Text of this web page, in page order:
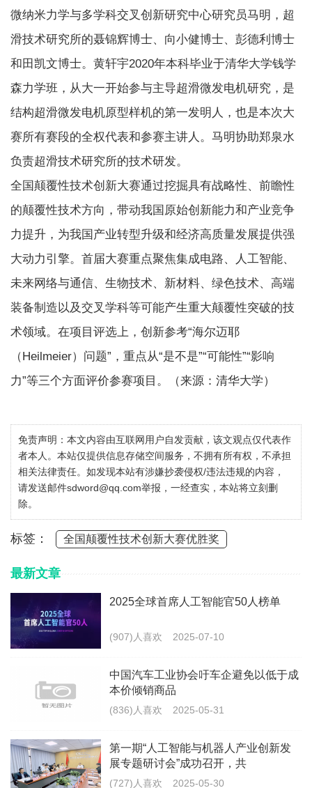
微纳米力学与多学科交叉创新研究中心研究员马明，超
滑技术研究所的聂锦辉博士、向小健博士、彭德利博士
和田凯文博士。黄轩宇2020年本科毕业于清华大学钱学
森力学班，从大一开始参与主导超滑微发电机研究，是
结构超滑微发电机原型样机的第一发明人，也是本次大
赛所有赛段的全权代表和参赛主讲人。马明协助郑泉水
负责超滑技术研究所的技术研发。
全国颠覆性技术创新大赛通过挖掘具有战略性、前瞻性
的颠覆性技术方向，带动我国原始创新能力和产业竞争
力提升，为我国产业转型升级和经济高质量发展提供强
大动力引擎。首届大赛重点聚焦集成电路、人工智能、
未来网络与通信、生物技术、新材料、绿色技术、高端
装备制造以及交叉学科等可能产生重大颠覆性突破的技
术领域。在项目评选上，创新参考“海尔迈耶
（Heilmeier）问题”，重点从“是不是”“可能性”“影响
力”等三个方面评价参赛项目。（来源：清华大学）
免责声明：本文内容由互联网用户自发贡献，该文观点仅代表作
者本人。本站仅提供信息存储空间服务，不拥有所有权，不承担
相关法律责任。如发现本站有涉嫌抄袭侵权/违法违规的内容，
请发送邮件sdword@qq.com举报，一经查实，本站将立刻删
除。
标签： 全国颠覆性技术创新大赛优胜奖
最新文章
2025全球首席人工智能官50人榜单
(907)人喜欢 2025-07-10
中国汽车工业协会吁车企避免以低于成
本价倾销商品
(836)人喜欢 2025-05-31
第一期“人工智能与机器人产业创新发
展专题研讨会”成功召开，共
(727)人喜欢 2025-05-30